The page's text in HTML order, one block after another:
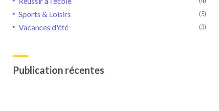
Sports & Loisirs (5)
Vacances d'été (3)
Publication récentes